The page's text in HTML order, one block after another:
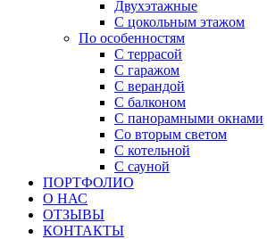
Двухэтажные
С цокольным этажом
По особенностям
С террасой
С гаражом
С верандой
С балконом
С панорамными окнами
Со вторым светом
С котельной
С сауной
ПОРТФОЛИО
О НАС
ОТЗЫВЫ
КОНТАКТЫ